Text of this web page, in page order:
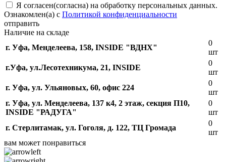
Я согласен(согласна) на обработку персональных данных.
Ознакомлен(а) с Политикой конфиденциальности
отправить
Наличие на складе
г. Уфа, Менделеева, 158, INSIDE "ВДНХ"
0
шт
г.Уфа, ​ул.Лесотехникума, 21, INSIDE
0
шт
г. Уфа, ул. Ульяновых, 60, офис 224
0
шт
г. Уфа, ул. Менделеева, 137 к4, ​2 этаж, секция П10,
INSIDE "РАДУГА"
0
шт
г. Стерлитамак, ул. Гоголя, д. 122, ТЦ Громада
0
шт
вам может понравиться